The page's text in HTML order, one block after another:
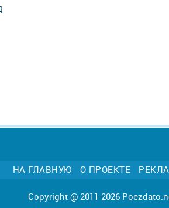
НА ГЛАВНУЮ О ПРОЕКТЕ
Copyright @ 2011-2026